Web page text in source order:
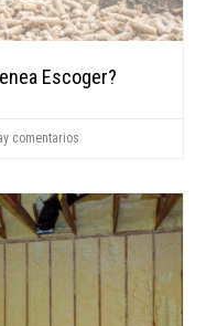
Escoger?
comentarios